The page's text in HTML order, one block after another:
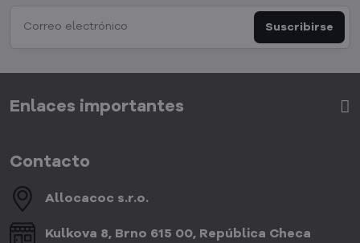
Suscribirse
Enlaces importantes
Contacto
Allocacoc s​.r​.o​.
Kulkova 8, Brno 615 00, República Checa